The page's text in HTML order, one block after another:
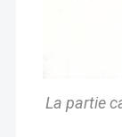
La partie